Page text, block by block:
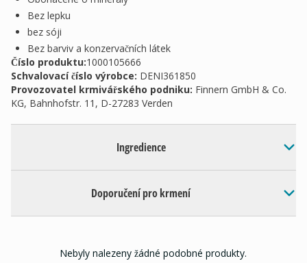
Bez lepku
bez sóji
Bez barviv a konzervačních látek
Číslo produktu:1000105666
Schvalovací číslo výrobce: DENI361850
Provozovatel krmivářského podniku: Finnern GmbH & Co.
KG, Bahnhofstr. 11, D-27283 Verden
Ingredience
Doporučení pro krmení
Nebyly nalezeny žádné podobné produkty.